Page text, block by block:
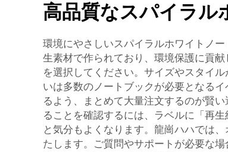
高品質なスパイラル
環境にやさしいスパイラルホワイトノ
生素材で作られており、環境保護に貢
を選択してください。サイズやスタイ
いは多数のノートブックが必要となる
るよう、まとめて大量注文するのが賢
ることを確認するには、ラベルに「再
と気分もよくなります。龍崗ハハでは
たします。ご質問やサポートが必要な